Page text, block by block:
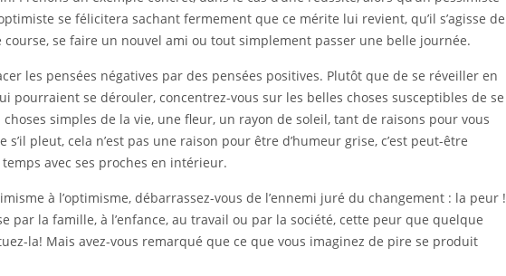
se félicitera sachant fermement que ce mérite lui revient, qu’il s’agisse de
se faire un nouvel ami ou tout simplement passer une belle journée.
les pensées négatives par des pensées positives. Plutôt que de se réveiller en
pourraient se dérouler, concentrez-vous sur les belles choses susceptibles de se
simples de la vie, une fleur, un rayon de soleil, tant de raisons pour vous
pleut, cela n’est pas une raison pour être d’humeur grise, c’est peut-être
avec ses proches en intérieur.
à l’optimisme, débarrassez-vous de l’ennemi juré du changement : la peur !
par la famille, à l’enfance, au travail ou par la société, cette peur que quelque
la! Mais avez-vous remarqué que ce que vous imaginez de pire se produit